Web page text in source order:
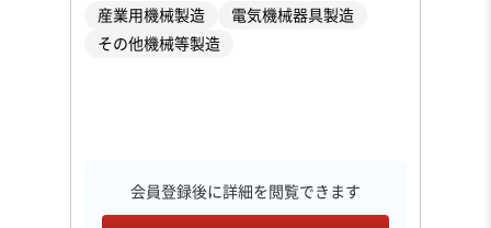
産業用機械製造
電気機械器具製造
その他機械等製造
会員登録後に詳細を閲覧できます